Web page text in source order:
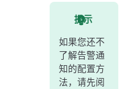
提示
如果您还不
了解告警通
知的配置方
法，请先阅